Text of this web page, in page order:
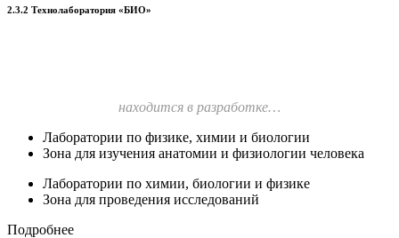
2.3.2 Технолаборатория «БИО»
находится в разработке…
Лаборатории по физике, химии и биологии
Зона для изучения анатомии и физиологии человека
Лаборатории по химии, биологии и физике
Зона для проведения исследований
Подробнее